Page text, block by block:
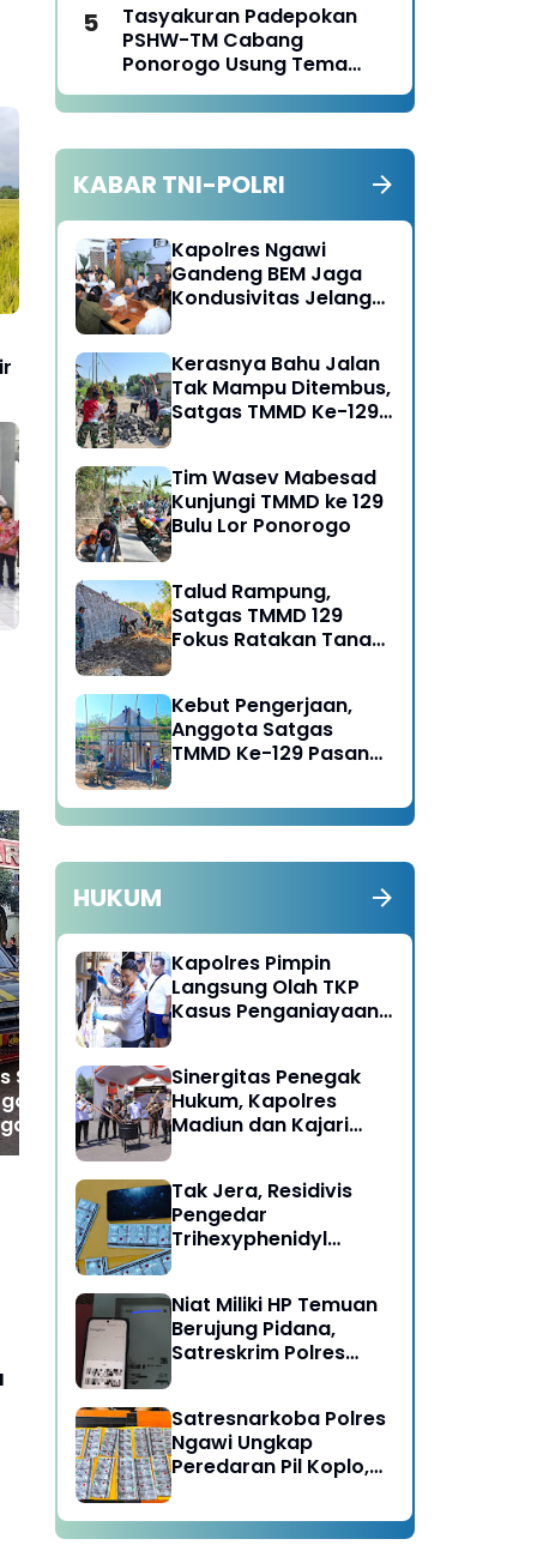
Satpam di
Ditemukan
Dunia dalam
Kena
Jantung
Musibah Rumah Terbakar
dan Tertimpa Pohon,
Dandim Ponorogo Cepat
Tanggap Berikan
Tangan Bantu Warga
Panen Jagung
Tasyakuran Padepokan
PSHW-TM Cabang
Ponorogo Usung Tema
Bersatu dalam
Persaudaraan, Berkarya
Tanggungjawab
KABAR TNI-POLRI
Kapolres Ngawi
Gandeng BEM Jaga
Kondusivitas Jelang
Kerasnya Bahu Jalan
Tak Mampu Ditembus,
Satgas TMMD Ke-129
Tim Wasev Mabesad
Kunjungi TMMD ke 129
Bulu Lor Ponorogo
Talud Rampung,
Satgas TMMD 129
Fokus Ratakan Tanah
Kebut Pengerjaan,
Anggota Satgas
TMMD Ke-129 Pasang
Rumah Sasaran Rehab
RTLH
HUKUM
Kapolres Pimpin
Langsung Olah TKP
Kasus Penganiayaan
Ngawi
Sinergitas Penegak
Hukum, Kapolres
Madiun dan Kajari
Umum
Tak Jera, Residivis
Pengedar
Trihexyphenidyl
Ngawi
Niat Miliki HP Temuan
Berujung Pidana,
Satreskrim Polres
Satresnarkoba Polres
Ngawi Ungkap
Peredaran Pil Koplo,
Diamankan